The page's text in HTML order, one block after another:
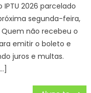
2026 parcelado
segunda-feira,
Quem não recebeu o
emitir o boleto e
juros e multas.